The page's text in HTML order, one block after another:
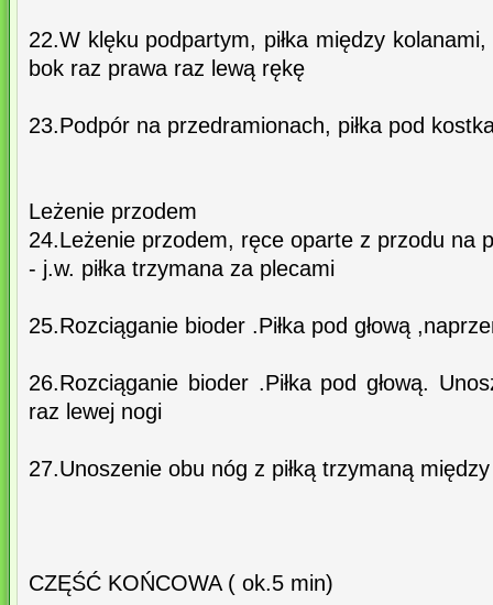
22.W klęku podpartym, piłka między
bok raz prawa raz lewą rękę
23.Podpór na przedramionach, piłka pod
Leżenie przodem
24.Leżenie przodem, ręce oparte z przodu na
- j.w. piłka trzymana za plecami
25.Rozciąganie bioder .Piłka pod głową
26.Rozciąganie bioder .Piłka pod głową.
raz lewej nogi
27.Unoszenie obu nóg z piłką trzymaną
CZĘŚĆ KOŃCOWA ( ok.5 min)